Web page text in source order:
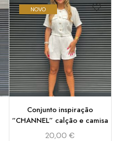
NOVO
Conjunto inspiração
“CHANNEL” calção e camisa
20,00€